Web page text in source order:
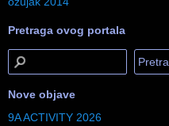
Pretraga ovog portala
Nove objave
9A ACTIVITY 2026